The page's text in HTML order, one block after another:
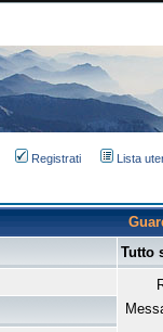
Registrati Lista
Tutto